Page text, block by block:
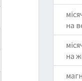
на
на